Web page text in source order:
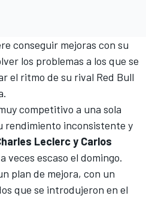
conseguir mejoras con su
los problemas a los que se
el ritmo de su rival Red Bull
competitivo a una sola
rendimiento inconsistente y
Leclerc y Carlos
veces escaso el domingo.
plan de mejora, con un
que se introdujeron en el